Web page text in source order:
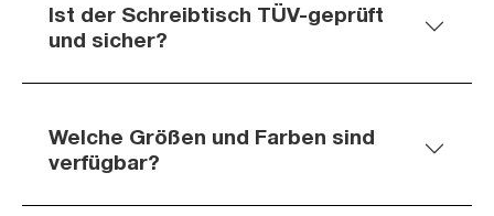
Ist der Schreibtisch TÜV-geprüft
und sicher?
Welche Größen und Farben sind
verfügbar?